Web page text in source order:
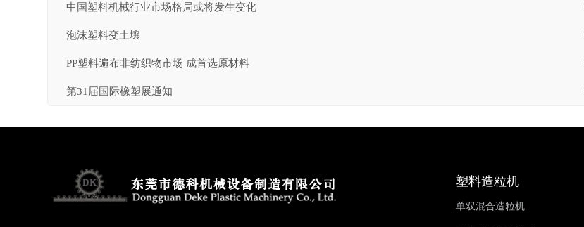
中国塑料机械行业市场格局或将发生变化
泡沫塑料变土壤
PP塑料遍布非纺织物市场 成首选原材料
第31届国际橡塑展通知
塑料造粒机
单双混合造粒机